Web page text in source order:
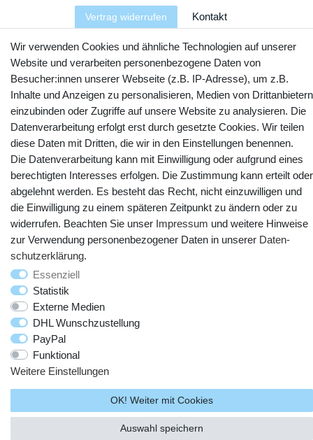
Vertrag widerrufen Kontakt
YouTube Facebook Instagram
© Copyright 2025 webtotrade GmbH. Alle Rechte vorbehalten.
Wir verwenden Cookies und ähnliche Technologien auf unserer
Website und verarbeiten personenbezogene Daten von
Besucher:innen unserer Webseite (z.B. IP-Adresse), um z.B.
Inhalte und Anzeigen zu personalisieren, Medien von Drittanbietern
einzubinden oder Zugriffe auf unsere Website zu analysieren. Die
Datenverarbeitung erfolgt erst durch gesetzte Cookies. Wir teilen
diese Daten mit Dritten, die wir in den Einstellungen benennen.
Die Datenverarbeitung kann mit Einwilligung oder aufgrund eines
berechtigten Interesses erfolgen. Die Zustimmung kann erteilt oder
abgelehnt werden. Es besteht das Recht, nicht einzuwilligen und
die Einwilligung zu einem späteren Zeitpunkt zu ändern oder zu
widerrufen. Beachten Sie unser Impressum und weitere Hinweise
zur Verwendung personenbezogener Daten in unserer Daten­
schutz­erklärung.
Essenziell
Statistik
Externe Medien
DHL Wunschzustellung
PayPal
Funktional
Weitere Einstellungen
OK! Weiter mit Cookies
Auswahl speichern